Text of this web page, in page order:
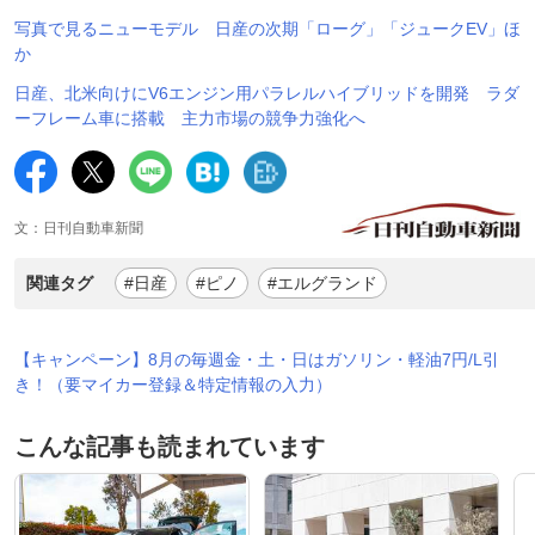
写真で見るニューモデル 日産の次期「ローグ」「ジュークEV」ほ
か
日産、北米向けにV6エンジン用パラレルハイブリッドを開発 ラダ
ーフレーム車に搭載 主力市場の競争力強化へ
文：日刊自動車新聞
関連タグ #日産 #ピノ #エルグランド
【キャンペーン】8月の毎週金・土・日はガソリン・軽油7円/L引
き！（要マイカー登録＆特定情報の入力）
こんな記事も読まれています